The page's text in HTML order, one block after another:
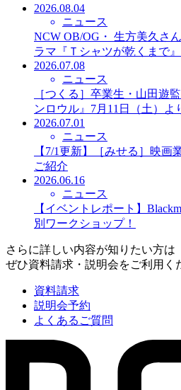
2026.08.04
ニュース
NCW OB/OG・ 生方美久さ
ラマ『Ｔシャツが乾くまで
2026.07.08
ニュース
［つくる］卒業生・山田遊
ンロウル』7月11日（土）よ
2026.07.01
ニュース
【7/1更新】［みせる］映
ご紹介
2026.06.16
ニュース
【イベントレポート】
別ワークショップ！
さらに詳しい内容が知りたい方は
ぜひ資料請求・説明会をご利用く
資料請求
説明会予約
よくあるご質問